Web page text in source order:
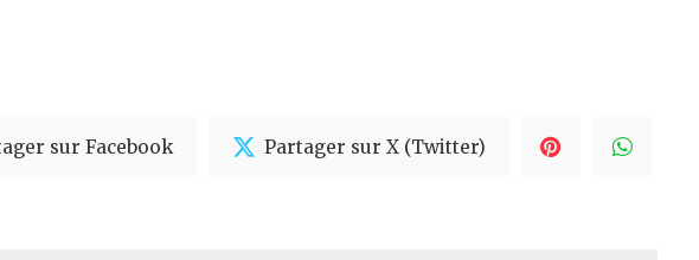
sur Facebook Partager sur X (Twitter)